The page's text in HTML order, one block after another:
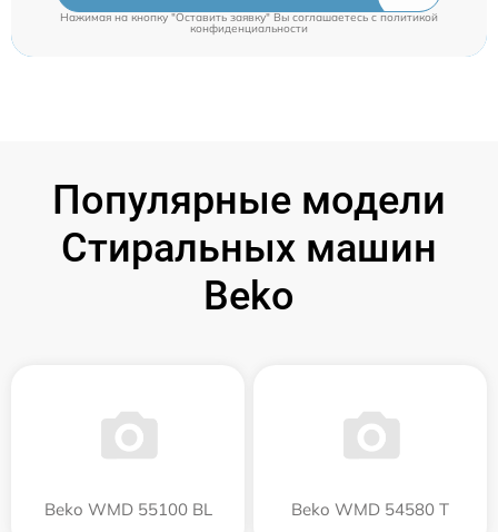
Нажимая на кнопку "Оставить заявку" Вы соглашаетесь cполитикой
конфиденциальности
Популярные модели
Стиральных машин
Beko
Beko WMD 55100 BL Beko WMD 54580 T